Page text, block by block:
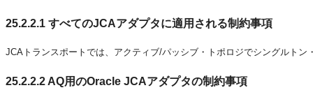
25.2.2.1 すべてのJCAアダプタに適用される制約事項
JCAトランスポートでは、アクティブ/パッシブ・トポロジでシングルト
25.2.2.2 AQ用のOracle JCAアダプタの制約事項